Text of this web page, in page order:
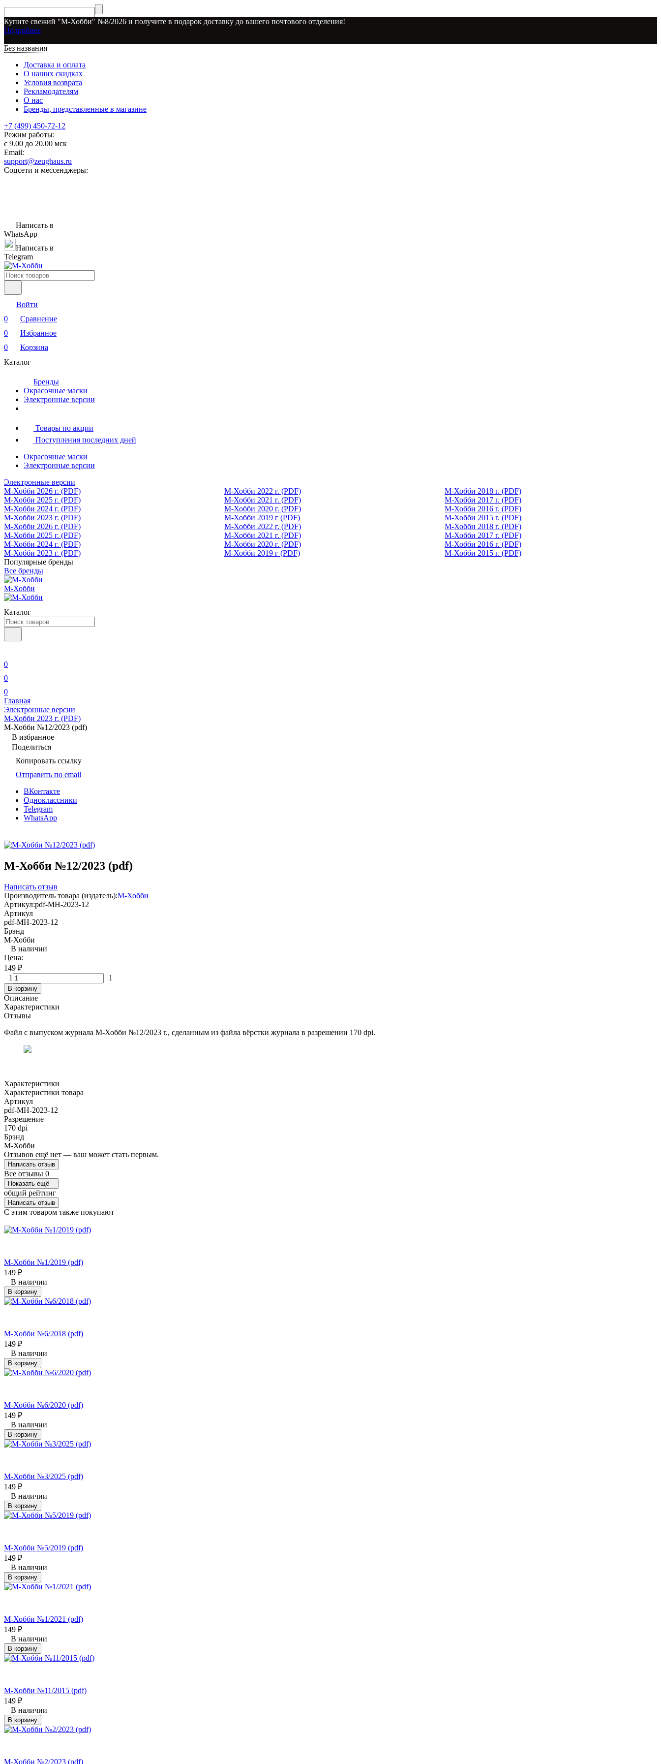
Купите свежий "М-Хобби" №8/2026 и получите в подарок доставку до вашего почтового отделения!
Подробнее
Без названия
Доставка и оплата
О наших скидках
Условия возврата
Рекламодателям
О нас
Бренды, представленные в магазине
+7 (499) 450-72-12
Режим работы:
с 9.00 до 20.00 мск
Email:
support@zeughaus.ru
Соцсети и мессенджеры:
Написать в
WhatsApp
Написать в
Telegram
Войти
0
Сравнение
0
Избранное
0
Корзина
Каталог
Бренды
Окрасочные маски
Электронные версии
Товары по акции
Поступления последних дней
Окрасочные маски
Электронные версии
Электронные версии
М-Хобби 2026 г. (PDF)
М-Хобби 2025 г. (PDF)
М-Хобби 2024 г. (PDF)
М-Хобби 2023 г. (PDF)
М-Хобби 2022 г. (PDF)
М-Хобби 2021 г. (PDF)
М-Хобби 2020 г. (PDF)
М-Хобби 2019 г (PDF)
М-Хобби 2018 г. (PDF)
М-Хобби 2017 г. (PDF)
М-Хобби 2016 г. (PDF)
М-Хобби 2015 г. (PDF)
М-Хобби 2026 г. (PDF)
М-Хобби 2025 г. (PDF)
М-Хобби 2024 г. (PDF)
М-Хобби 2023 г. (PDF)
М-Хобби 2022 г. (PDF)
М-Хобби 2021 г. (PDF)
М-Хобби 2020 г. (PDF)
М-Хобби 2019 г (PDF)
М-Хобби 2018 г. (PDF)
М-Хобби 2017 г. (PDF)
М-Хобби 2016 г. (PDF)
М-Хобби 2015 г. (PDF)
Популярные бренды
Все бренды
М-Хобби
Каталог
0
0
0
Главная
Электронные версии
М-Хобби 2023 г. (PDF)
М-Хобби №12/2023 (pdf)
В избранное
Поделиться
Копировать ссылку
Отправить по email
ВКонтакте
Одноклассники
Telegram
WhatsApp
М-Хобби №12/2023 (pdf)
Написать отзыв
Производитель товара (издатель):М-Хобби
Артикул:pdf-MH-2023-12
Артикул
pdf-MH-2023-12
Брэнд
М-Хобби
В наличии
Цена:
149 ₽
1
1
В корзину
Описание
Характеристики
Отзывы
Файл с выпуском журнала М-Хобби №12/2023 г., сделанным из файла вёрстки журнала в разрешении 170 dpi.
Характеристики
Характеристики товара
Артикул
pdf-MH-2023-12
Разрешение
170 dpi
Брэнд
М-Хобби
Отзывов ещё нет — ваш может стать первым.
Написать отзыв
Все отзывы 0
Показать ещё
общий рейтинг
Написать отзыв
C этим товаром также покупают
М-Хобби №1/2019 (pdf)
149 ₽
В наличии
В корзину
М-Хобби №6/2018 (pdf)
149 ₽
В наличии
В корзину
М-Хобби №6/2020 (pdf)
149 ₽
В наличии
В корзину
М-Хобби №3/2025 (pdf)
149 ₽
В наличии
В корзину
М-Хобби №5/2019 (pdf)
149 ₽
В наличии
В корзину
М-Хобби №1/2021 (pdf)
149 ₽
В наличии
В корзину
М-Хобби №11/2015 (pdf)
149 ₽
В наличии
В корзину
М-Хобби №2/2023 (pdf)